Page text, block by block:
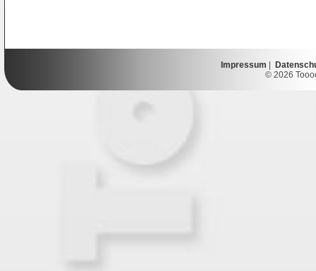
Impressum
© 2026